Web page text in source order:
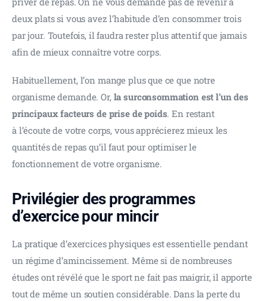
deux plats si vous avez l’habitude d’en consommer trois
par jour. Toutefois, il faudra rester plus attentif que jamais
afin de mieux connaître votre corps.
Habituellement, l’on mange plus que ce que notre
organisme demande. Or, la surconsommation est l’un des
principaux facteurs de prise de poids. En restant
à l’écoute de votre corps, vous apprécierez mieux les
quantités de repas qu’il faut pour optimiser le
fonctionnement de votre organisme.
Privilégier des programmes
d’exercice pour mincir
La pratique d’exercices physiques est essentielle pendant
un régime d’amincissement. Même si de nombreuses
études ont révélé que le sport ne fait pas maigrir, il apporte
tout de même un soutien considérable. Dans la perte du